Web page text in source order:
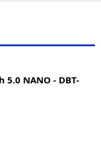
NANO - DBT-